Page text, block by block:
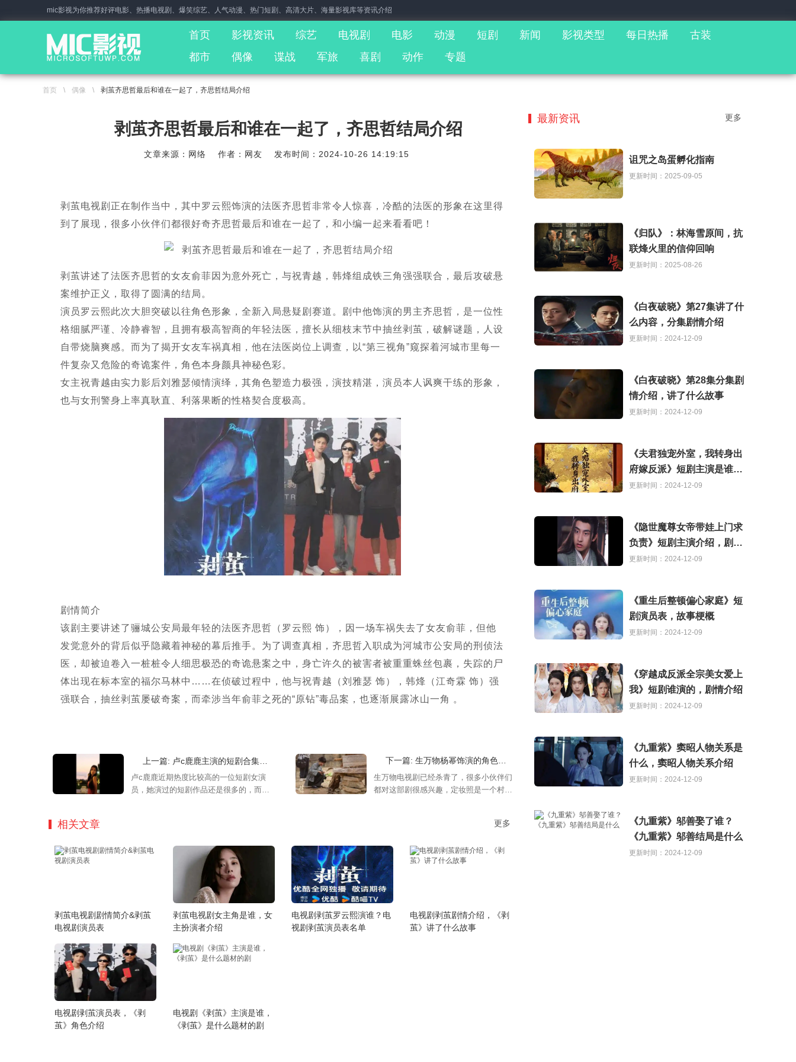
mic影视为你推荐好评电影、热播电视剧、爆笑综艺、人气动漫、热门短剧、高清大片、海量影视库等资讯介绍
首页 影视资讯 综艺 电视剧 电影 动漫 短剧 新闻 影视类型 每日热播
古装
都市
偶像 谍战 军旅 喜剧 动作 专题
首页 \ 偶像 \ 剥茧齐思哲最后和谁在一起了，齐思哲结局介绍
剥茧齐思哲最后和谁在一起了，齐思哲结局介绍
文章来源：网络 作者：网友 发布时间：2024-10-26 14:19:15
剥茧电视剧正在制作当中，其中罗云熙饰演的法医齐思哲非常令人惊喜，冷酷的法医的形象在这里得
到了展现，很多小伙伴们都很好奇齐思哲最后和谁在一起了，和小编一起来看看吧！
剥茧讲述了法医齐思哲的女友俞菲因为意外死亡，与祝青越，韩烽组成铁三角强强联合，最后攻破悬
案维护正义，取得了圆满的结局。
演员罗云熙此次大胆突破以往角色形象，全新入局悬疑剧赛道。剧中他饰演的男主齐思哲，是一位性
格细腻严谨、冷静睿智，且拥有极高智商的年轻法医，擅长从细枝末节中抽丝剥茧，破解谜题，人设
自带烧脑爽感。而为了揭开女友车祸真相，他在法医岗位上调查，以“第三视角”窥探着河城市里每一
件复杂又危险的奇诡案件，角色本身颜具神秘色彩。
女主祝青越由实力影后刘雅瑟倾情演绎，其角色塑造力极强，演技精湛，演员本人讽爽干练的形象，
也与女刑警身上率真耿直、利落果断的性格契合度极高。
剧情简介
该剧主要讲述了骊城公安局最年轻的法医齐思哲（罗云熙 饰），因一场车祸失去了女友俞菲，但他
发觉意外的背后似乎隐藏着神秘的幕后推手。为了调查真相，齐思哲入职成为河城市公安局的刑侦法
医，却被迫卷入一桩桩令人细思极恐的奇诡悬案之中，身亡许久的被害者被重重蛛丝包裹，失踪的尸
体出现在标本室的福尔马林中……在侦破过程中，他与祝青越（刘雅瑟 饰），韩烽（江奇霖 饰）强
强联合，抽丝剥茧屡破奇案，而牵涉当年俞菲之死的“原钻”毒品案，也逐渐展露冰山一角 。
上一篇: 卢c鹿鹿主演的短剧合集-卢c鹿鹿短剧大全列表
卢c鹿鹿近期热度比较高的一位短剧女演
员，她演过的短剧作品还是很多的，而且
下一篇: 生万物杨幂饰演的角色是什么，杨幂角色人物解析
生万物电视剧已经杀青了，很多小伙伴们
都对这部剧很感兴趣，定妆照是一个村姑
物解析，有兴趣的小伙伴们快来一起看看
相关文章 更多
剥茧电视剧剧情简介&剥茧
电视剧演员表
剥茧电视剧女主角是谁，女
主扮演者介绍
电视剧剥茧罗云熙演谁？电
视剧剥茧演员表名单
电视剧剥茧剧情介绍，《剥
茧》讲了什么故事
电视剧剥茧演员表，《剥
茧》角色介绍
电视剧《剥茧》主演是谁，
《剥茧》是什么题材的剧
最新资讯 更多
诅咒之岛蛋孵化指南
更新时间：2025-09-05
《归队》：林海雪原间，抗
联烽火里的信仰回响
更新时间：2025-08-26
《白夜破晓》第27集讲了什
么内容，分集剧情介绍
更新时间：2024-12-09
《白夜破晓》第28集分集剧
情介绍，讲了什么故事
更新时间：2024-12-09
《夫君独宠外室，我转身出
府嫁反派》短剧主演是谁，
讲了什么故事
更新时间：2024-12-09
《隐世魔尊女帝带娃上门求
负责》短剧主演介绍，剧情
解析
更新时间：2024-12-09
《重生后整顿偏心家庭》短
剧演员表，故事梗概
更新时间：2024-12-09
《穿越成反派全宗美女爱上
我》短剧谁演的，剧情介绍
更新时间：2024-12-09
《九重紫》窦昭人物关系是
什么，窦昭人物关系介绍
更新时间：2024-12-09
《九重紫》邬善娶了谁？
《九重紫》邬善结局是什么
更新时间：2024-12-09